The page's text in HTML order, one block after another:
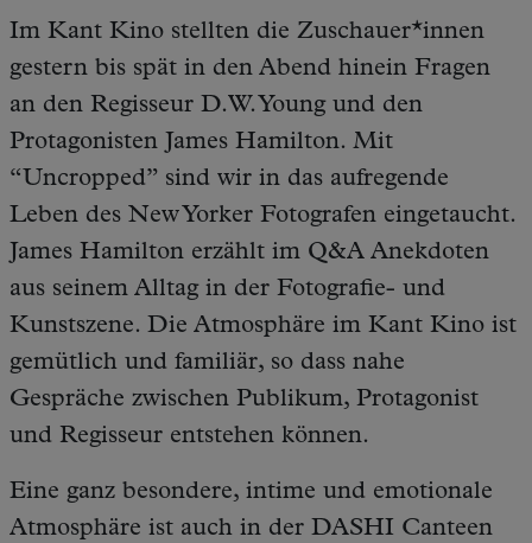
Im Kant Kino stellten die Zuschauer*innen
gestern bis spät in den Abend hinein Fragen
an den Regisseur D.W. Young und den
Protagonisten James Hamilton. Mit
“Uncropped” sind wir in das aufregende
Leben des New Yorker Fotografen eingetaucht.
James Hamilton erzählt im Q&A Anekdoten
aus seinem Alltag in der Fotografie- und
Kunstszene. Die Atmosphäre im Kant Kino ist
gemütlich und familiär, so dass nahe
Gespräche zwischen Publikum, Protagonist
und Regisseur entstehen können.
Eine ganz besondere, intime und emotionale
Atmosphäre ist auch in der DASHI Canteen